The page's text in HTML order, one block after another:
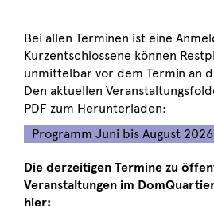
Bei allen Terminen ist eine
Kurzentschlossene können
unmittelbar vor dem Termin an
Den aktuellen
PDF zum Herunterladen:
Programm Juni bis August
Die derzeitigen Termine zu
Veranstaltungen im
hier: